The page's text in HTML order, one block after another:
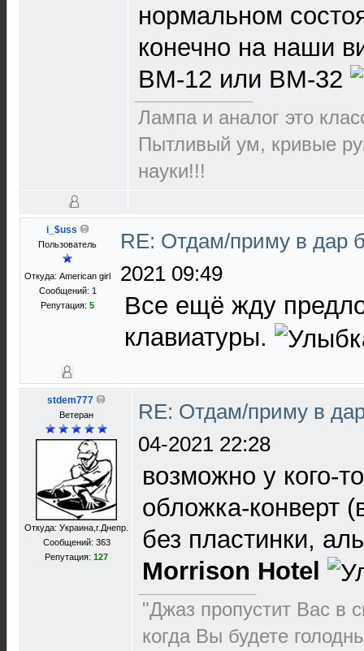
нормальном
конечно на наши
ВМ-12 или ВМ-32
Лампа и аналог это
Пытливый ум, кривые
науки!!!
i_$uss
Пользователь
Откуда: American girl
Сообщений: 1
Репутация: 5
RE: Отдам/приму в дар
2021 09:49
Все ещё жду
клавиатуры.
stdem777
Ветеран
Откуда: Украина,г.Днепр.
Сообщений: 363
Репутация: 127
RE: Отдам/приму в
04-2021 22:28
возможно у кого-
обложка-конверт
без пластинки,
Morrison Hotel
"Джаз пропустит Вас в
когда Вы будете